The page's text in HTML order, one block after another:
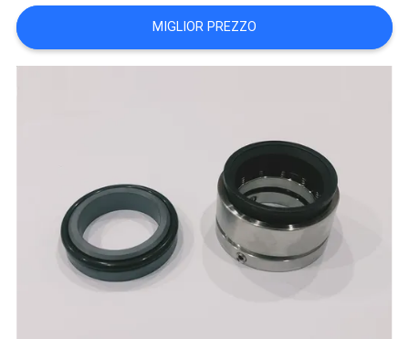
DEL
SITO
MIGLIOR PREZZO